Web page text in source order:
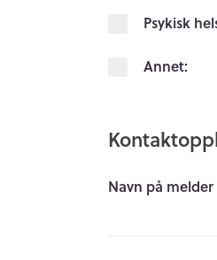
Psykisk
Annet:
Navn på melder